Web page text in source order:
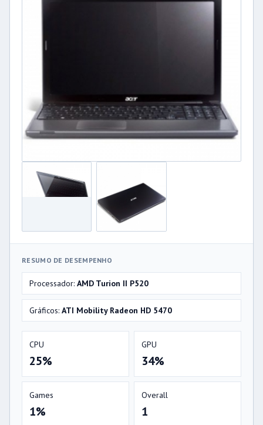
RESUMO DE DESEMPENHO
Processador: AMD Turion II P520
Gráficos: ATI Mobility Radeon HD 5470
CPU
25%
GPU
34%
Games
1%
Overall
1